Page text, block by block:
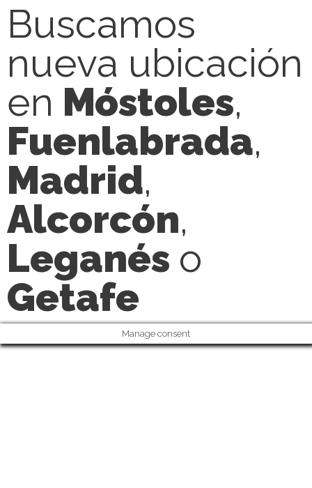
Buscamos
nueva ubicación
en Móstoles,
Fuenlabrada,
Madrid,
Alcorcón,
Leganés o
Getafe
Manage consent